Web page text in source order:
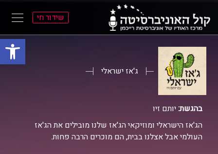
פתח
שידור חי
ג'אז ישראלי
בהגשת:יותם זיו
הג'אז הישראלי ומוזיקאי הג'אז שלנו מובילים את הג'אז
העולמי אבל אצלנו בבית, הם מוכרים הרבה פחות.